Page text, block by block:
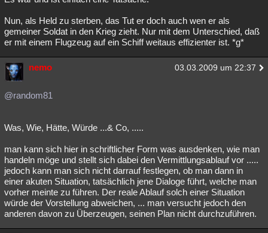
Nun, als Held zu sterben, das Tut er doch auch wen er als
gemeiner Soldat in den Krieg zieht. Nur mit dem Unterschied, daß
er mit einem Flugzeug auf ein Schiff weitaus effizienter ist. *g*
nemo 03.03.2009 um 22:37
@random81
Was, Wie, Hätte, Würde ...& Co, .....
man kann sich hier in schriftlicher Form was ausdenken, wie man
handeln möge und stellt sich dabei den Vermittlungsablauf vor .....
jedoch kann man sich nicht darrauf festlegen, ob man dann in
einer akuten Situation, tatsächlich jene Dialoge führt, welche man
vorher meinte zu führen. Der reale Ablauf solch einer Situation
würde der Vorstellung abweichen, ... man versucht jedoch den
anderen davon zu Überzeugen, seinen Plan nicht durchzuführen.